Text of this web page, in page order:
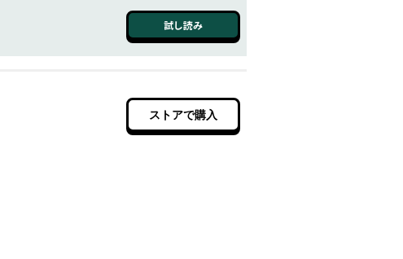
試し読み
ストアで購入